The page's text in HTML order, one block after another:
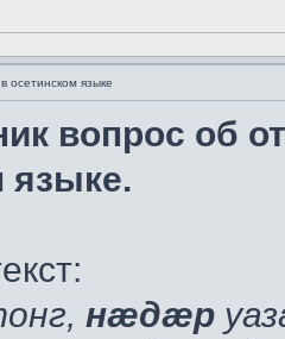
осетинском языке
вопрос об
языке.
нæдæр